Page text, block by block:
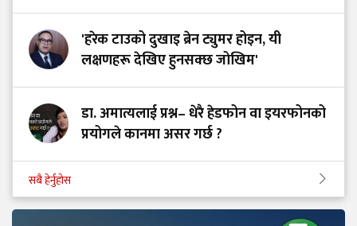
'हरेक टाउको दुखाइ ब्रेन ट्युमर होइन, यी
लक्षणहरू देखिए हुनसक्छ जोखिम'
डा. अमात्यलाई प्रश्न– धेरै हेडफोन वा इयरफोनको
प्रयोगले कानमा असर गर्छ ?
सबै हेर्नुहोस